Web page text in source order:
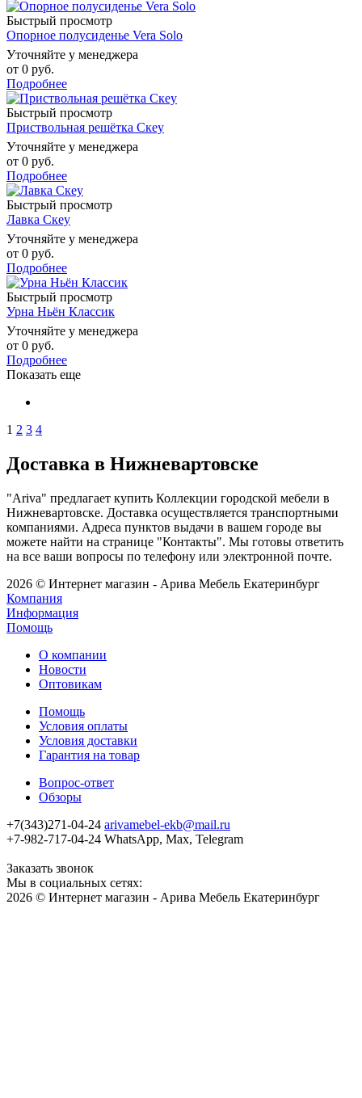
Быстрый просмотр
Опорное полусиденье Vera Solo
Уточняйте у менеджера
от 0 руб.
Подробнее
Быстрый просмотр
Приствольная решётка Скеу
Уточняйте у менеджера
от 0 руб.
Подробнее
Быстрый просмотр
Лавка Скеу
Уточняйте у менеджера
от 0 руб.
Подробнее
Быстрый просмотр
Урна Ньён Классик
Уточняйте у менеджера
от 0 руб.
Подробнее
Показать еще
1 2 3 4
Доставка в Нижневартовске
"Ariva" предлагает купить Коллекции городской мебели в
Нижневартовске. Доставка осуществляется транспортными
компаниями. Адреса пунктов выдачи в вашем городе вы
можете найти на странице "Контакты". Мы готовы ответить
на все ваши вопросы по телефону или электронной почте.
2026 © Интернет магазин - Арива Мебель Екатеринбург
Компания
Информация
Помощь
О компании
Новости
Оптовикам
Помощь
Условия оплаты
Условия доставки
Гарантия на товар
Вопрос-ответ
Обзоры
+7(343)271-04-24 arivamebel-ekb@mail.ru
+7-982-717-04-24 WhatsApp, Max, Telegram
Заказать звонок
Мы в социальных сетях:
2026 © Интернет магазин - Арива Мебель Екатеринбург